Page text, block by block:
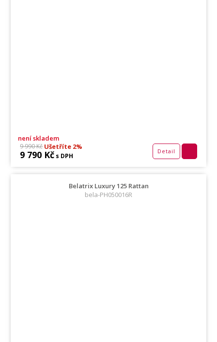
není skladem
9 990 KčUšetříte 2%
9 790 Kč s DPH
Detail
Belatrix Luxury 125 Rattan
bela-PH050016R